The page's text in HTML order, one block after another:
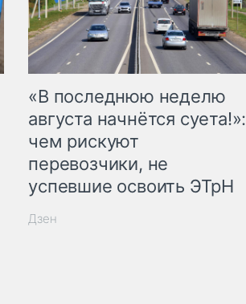
«В последнюю неделю
августа начнётся суета!»:
чем рискуют
перевозчики, не
успевшие освоить ЭТрН
Дзен